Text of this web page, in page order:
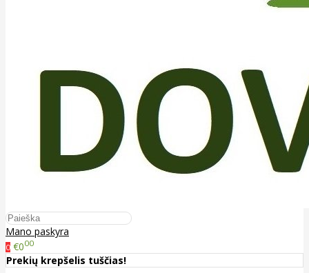
Mano paskyra
0 €000
Prekių krepšelis tuščias!